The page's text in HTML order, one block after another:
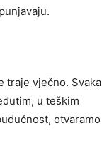
traje vječno. Svaka
u teškim
otvaramo